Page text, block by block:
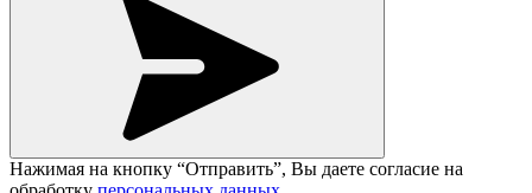
Нажимая на кнопку “Отправить”, Вы даете согласие на